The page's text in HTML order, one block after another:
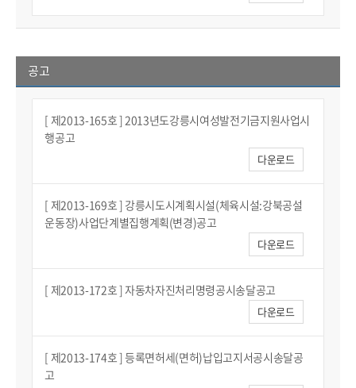
공고
[ 제2013-165호 ] 2013년도강릉시여성발전기금지원사업시
행공고
다운로드
[ 제2013-169호 ] 강릉시도시계획시설(체육시설:강북공설
운동장)사업단계별집행계획(변경)공고
다운로드
[ 제2013-172호 ] 자동차자진처리명령공시송달공고
다운로드
[ 제2013-174호 ] 등록면허세(면허)납입고지서공시송달공
고